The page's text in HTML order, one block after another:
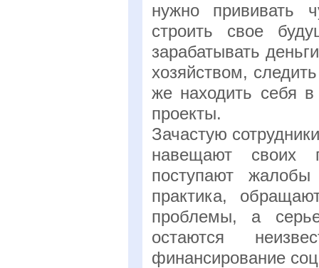
нужно прививать
строить свое
зарабатывать
хозяйством,
же находить себя
проекты.
Зачастую
навещают своих
поступают
практика,
проблемы, а
остаются
финансирование